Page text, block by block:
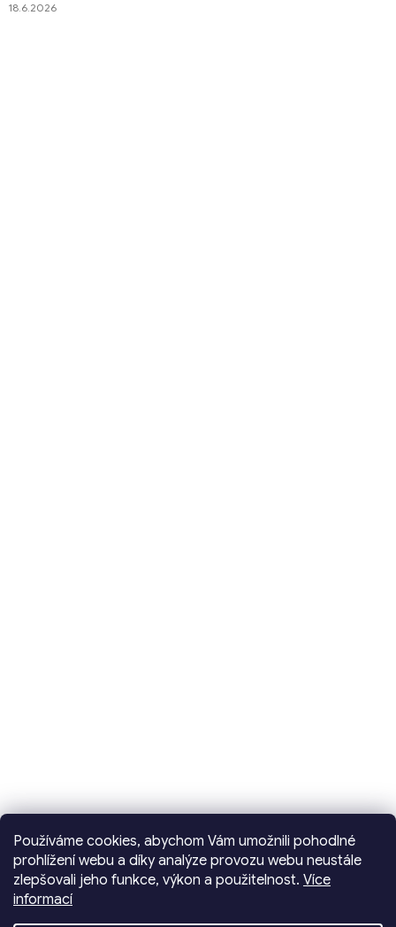
Používáme cookies, abychom Vám umožnili pohodlné
prohlížení webu a díky analýze provozu webu neustále
zlepšovali jeho funkce, výkon a použitelnost. Více
informací
18.6.2026